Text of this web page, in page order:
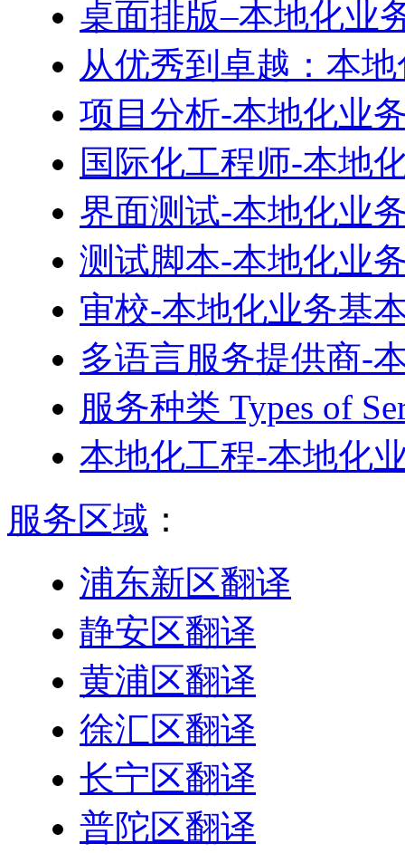
桌面排版–本地化业
从优秀到卓越：本
项目分析-本地化业
国际化工程师-本地
界面测试-本地化业
测试脚本-本地化业
审校-本地化业务基
多语言服务提供商-
服务种类 Types of
本地化工程-本地化
服务区域 ：
浦东新区翻译
静安区翻译
黄浦区翻译
徐汇区翻译
长宁区翻译
普陀区翻译